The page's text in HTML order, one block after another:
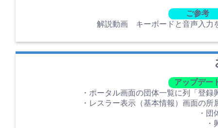
ご参考
解説動画 キーボードと音声入力
アップデー
・ポータル画面の団体一覧に列「登
・レスラー表示（基本情報）画面の
・団